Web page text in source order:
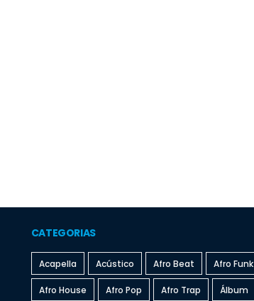
CATEGORIAS
Acapella Acústico Afro Beat Afro Funk
Afro House Afro Pop Afro Trap Álbum